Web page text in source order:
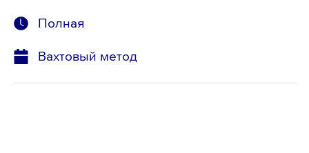
Полная
Вахтовый метод